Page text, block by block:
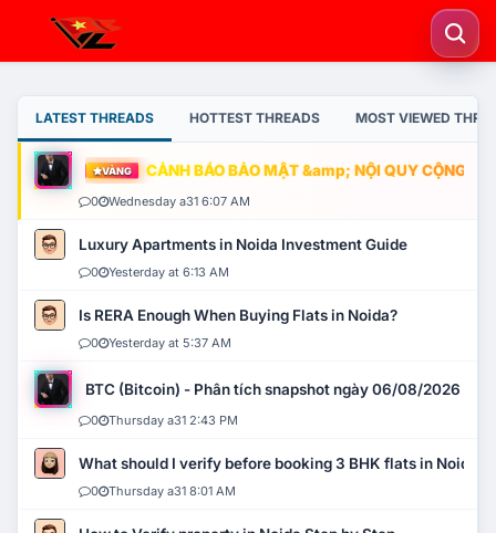
LATEST THREADS HOTTEST THREADS MOST VIEWED
VÀNG CẢNH BÁO BẢO MẬT &amp; NỘI QUY CỘNG
0 Wednesday a31 6:07 AM
Luxury Apartments in Noida Investment Guide
0 Yesterday at 6:13 AM
Is RERA Enough When Buying Flats in Noida?
0 Yesterday at 5:37 AM
BTC (Bitcoin) - Phân tích snapshot ngày 06/08/2026
0 Thursday a31 2:43 PM
What should I verify before booking 3 BHK flats in Noida?
0 Thursday a31 8:01 AM